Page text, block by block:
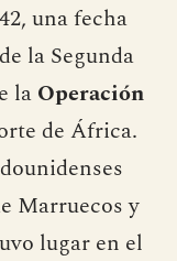
una fecha
la Segunda
la Operación
de África.
Marruecos y
lugar en el